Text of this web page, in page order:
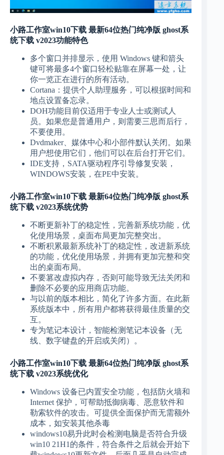
小路工作室win10下载 最新64位热门纯净版 ghost系
统下载 v2023功能特色
多个窗口并排显示，使用 Windows 键和箭头
键可将最多4个窗口轻松贴靠在屏幕一处，让
你一览正在进行的所有活动。
Cortana：提供个人助理服务，可以根据时间和
地点设置备忘录。
DOH功能目前仅适用于专业人士或测试人
员。如果您是普通用户，则需要三思而后行，
不要使用。
Dvdmaker、媒体中心和小部件默认关闭。如果
用户想使用它们，他们可以在后台打开它们。
IDE支持，SATA驱动程序引导修复安装，
WINDOWS安装，在PE中安装。
小路工作室win10下载 最新64位热门纯净版 ghost系
统下载 v2023系统优势
不断更新补丁的稳定性，完善新系统功能，优
化使用场景，桌面布局更加完整突出。
不断积累最新系统补丁的稳定性，改进新系统
的功能，优化使用场景，并拥有更加完整和突
出的桌面布局。
不要篡改虚拟内存，否则可能导致无法关闭和
删除不必要的应用商店功能。
与以前的版本相比，简化了许多方面。在此新
系统版本中，所有用户都将获得最佳质量的交
互。
专为笔记本设计，智能检测笔记本设备（无
线、数字键盘的开启或关闭）。
小路工作室win10下载 最新64位热门纯净版 ghost系
统下载 v2023系统优化
Windows 设备已内置安全功能，包括防火墙和
Internet 保护，可帮助抵御病毒、恶意软件和
勒索软件的攻击。可提供全面保护而无需额外
成本，如安装其他杀毒
windows10易升此时会检测电脑是否符合升级
win10 21H1的条件，符合条件之后就会开始下